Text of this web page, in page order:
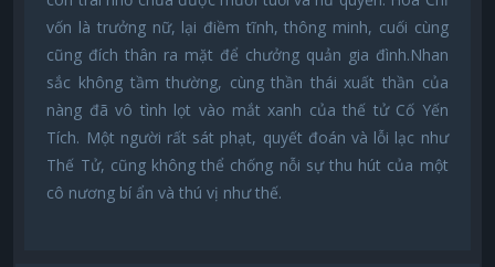
vốn là trưởng nữ, lại điềm tĩnh, thông minh, cuối cùng
cũng đích thân ra mặt để chưởng quản gia đình.Nhan
sắc không tầm thường, cùng thần thái xuất thần của
nàng đã vô tình lọt vào mắt xanh của thế tử Cố Yến
Tích. Một người rất sát phạt, quyết đoán và lỗi lạc như
Thế Tử, cũng không thể chống nỗi sự thu hút của một
cô nương bí ẩn và thú vị như thế.